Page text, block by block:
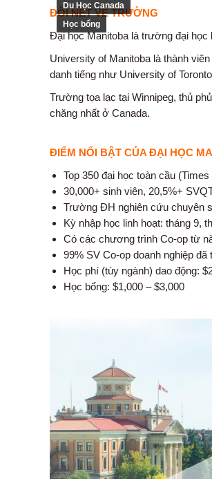
Du Học Canada
Học bổng
ĐÔI NÉT VỀ TRƯỜNG
Đại học Manitoba là trường đại
University of Manitoba là thành
danh tiếng như University of
Trường tọa lạc tại Winnipeg, thủ
chăng nhất ở Canada.
ĐIỂM NỔI BẬT CỦA ĐẠI HỌC
Top 350 đại học toàn cầu
30,000+ sinh viên, 20,5%+
Trường ĐH nghiên cứu chuyên
Kỳ nhập học linh hoạt: tháng 9,
Có các chương trình Co-op từ
99% SV Co-op doanh nghiệp
Học phí (tùy ngành) dao động:
Học bổng: $1,000 – $3,000